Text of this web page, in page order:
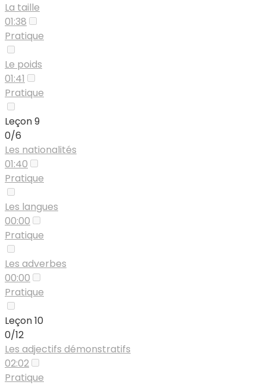
La taille
01:38
Pratique
Le poids
01:41
Pratique
Leçon 9
0/6
Les nationalités
01:40
Pratique
Les langues
00:00
Pratique
Les adverbes
00:00
Pratique
Leçon 10
0/12
Les adjectifs démonstratifs
02:02
Pratique